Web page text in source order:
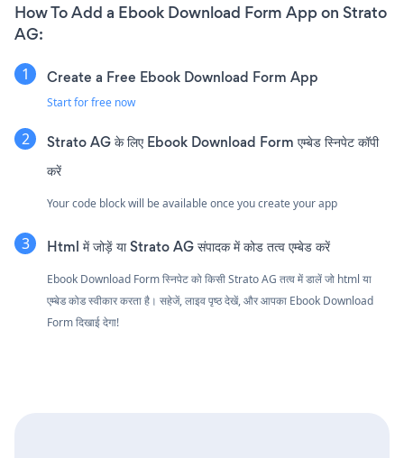
How To Add a Ebook Download Form App on Strato
AG:
Create a Free Ebook Download Form App
Start for free now
Strato AG के लिए Ebook Download Form एम्बेड स्निपेट कॉपी
करें
Your code block will be available once you create your app
Html में जोड़ें या Strato AG संपादक में कोड तत्व एम्बेड करें
Ebook Download Form स्निपेट को किसी Strato AG तत्व में डालें जो html या
एम्बेड कोड स्वीकार करता है। सहेजें, लाइव पृष्ठ देखें, और आपका Ebook Download
Form दिखाई देगा!